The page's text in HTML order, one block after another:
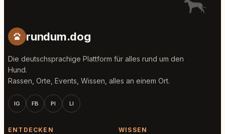
rundum.dog
Die deutschsprachige Plattform für alles rund um den
Hund.
Rassen, Orte, Events, Wissen, alles an einem Ort.
IG FB PI LI
ENTDECKEN WISSEN